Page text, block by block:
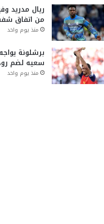
ريال مدريد
من اتفاق
منذ يوم واحد
برشلونة
سعيه لضم
منذ يوم واحد